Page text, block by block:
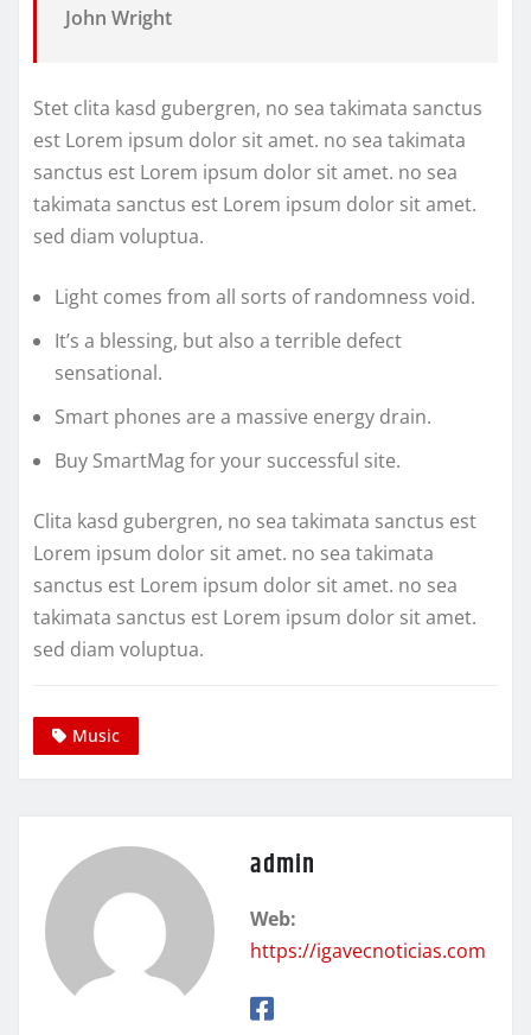
John Wright
Stet clita kasd gubergren, no sea takimata sanctus
est Lorem ipsum dolor sit amet. no sea takimata
sanctus est Lorem ipsum dolor sit amet. no sea
takimata sanctus est Lorem ipsum dolor sit amet.
sed diam voluptua.
Light comes from all sorts of randomness void.
It’s a blessing, but also a terrible defect
sensational.
Smart phones are a massive energy drain.
Buy SmartMag for your successful site.
Clita kasd gubergren, no sea takimata sanctus est
Lorem ipsum dolor sit amet. no sea takimata
sanctus est Lorem ipsum dolor sit amet. no sea
takimata sanctus est Lorem ipsum dolor sit amet.
sed diam voluptua.
Music
admin
Web:
https://igavecnoticias.com